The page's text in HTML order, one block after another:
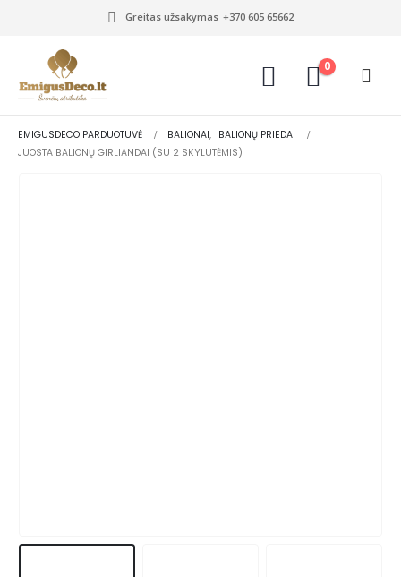
Greitas užsakymas +370 605 65662
0
EMIGUSDECO PARDUOTUVĖ BALIONAI, BALIONŲ PRIEDAI
JUOSTA BALIONŲ GIRLIANDAI (SU 2 SKYLUTĖMIS)